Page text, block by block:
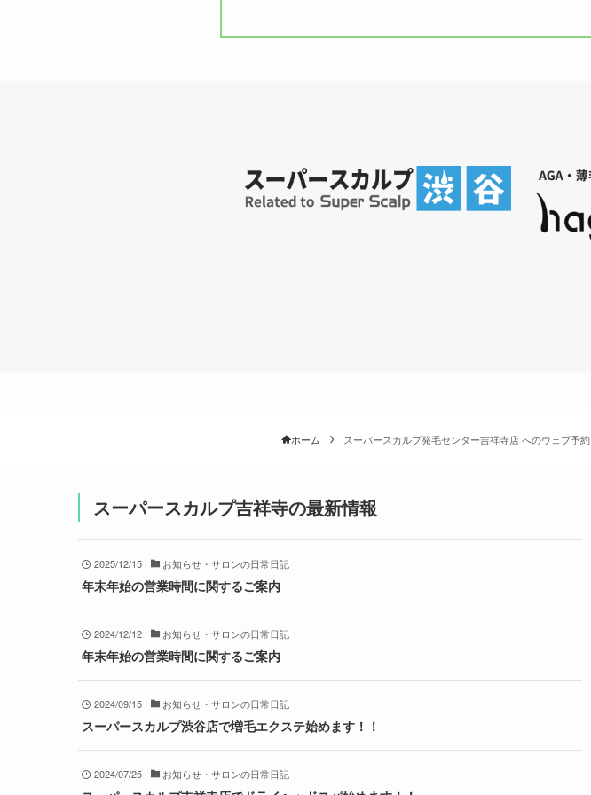
ホーム スーパースカルプ発毛センター吉祥寺店 へのウェブ予約
スーパースカルプ吉祥寺の最新情報
2025/12/15 お知らせ・サロンの日常日記
年末年始の営業時間に関するご案内
2024/12/12 お知らせ・サロンの日常日記
年末年始の営業時間に関するご案内
2024/09/15 お知らせ・サロンの日常日記
スーパースカルプ渋谷店で増毛エクステ始めます！！
2024/07/25 お知らせ・サロンの日常日記